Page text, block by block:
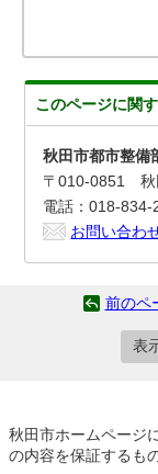
このページに関
秋田市都市整
〒010-0851 秋
電話：018-
お問い合わ
前のペ
表
秋田市ホームページ
の内容を保証するも